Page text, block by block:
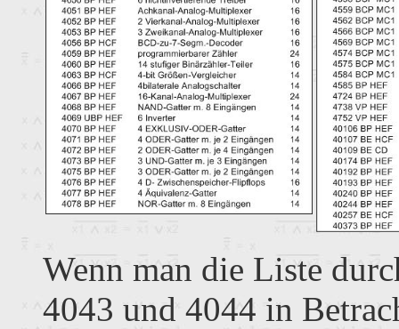
Wenn man die Liste
4043 und 4044 in